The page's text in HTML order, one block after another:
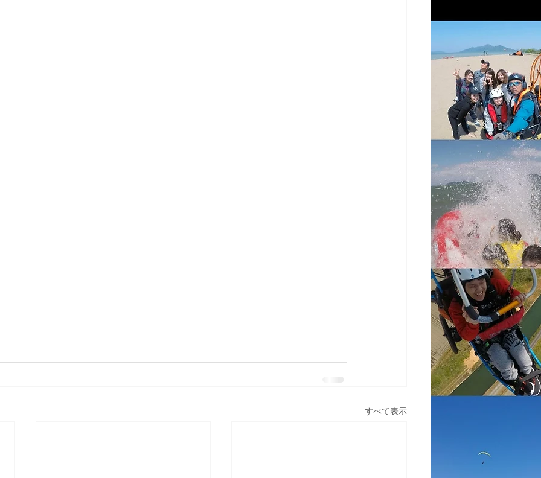
すべて表示